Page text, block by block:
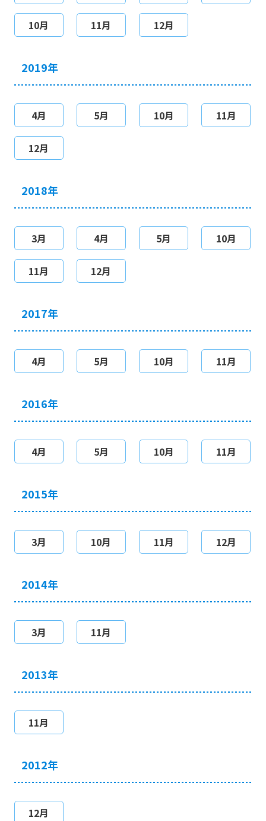
10月 11月 12月
2019年
4月 5月 10月 11月
12月
2018年
3月 4月 5月 10月
11月 12月
2017年
4月 5月 10月 11月
2016年
4月 5月 10月 11月
2015年
3月 10月 11月 12月
2014年
3月 11月
2013年
11月
2012年
12月